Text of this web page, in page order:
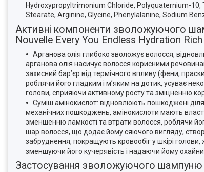
Hydroxypropyltrimonium Chloride, Polyquaternium-
Stearate, Arginine, Glycine, Phenylalanine, Sodium
Активні компоненти зволожуючого
Nouvelle Every You Endless Hydration
Арганова олія глибоко зволожує волосся,
арганова олія насичує волосся корисними
захисний бар’єр від термічного впливу (фени,
роблячи його гладким і м’яким на дотик, усуває
голови, сприяючи активному росту та зміцненню
Суміш амінокислот: відновлюють пошкоджені
механічних пошкоджень, амінокислоти мають
зменшенню ламкості та втрати волосся, роблячи
шар волосся, що додає йому сяючого вигляду,
забруднення, покращують кровообіг у шкірі
зменшуючи його кучерявість і надаючи йому
Застосування зволожуючого шампуню